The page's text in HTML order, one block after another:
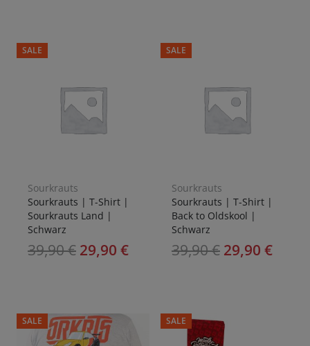
SALE
Sourkrauts
Sourkrauts | T-Shirt |
Sourkrauts Land |
Schwarz
39,90€ 29,90 €
SALE
Sourkrauts
Sourkrauts | T-Shirt |
Back to Oldskool |
Schwarz
39,90€ 29,90 €
SALE SALE